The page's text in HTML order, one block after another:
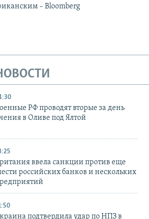
– Bloomberg
РФ проводят вторые за день
в Оливе под Ялтой
ввела санкции против еще
российских банков и нескольких
подтвердила удар по НПЗ в